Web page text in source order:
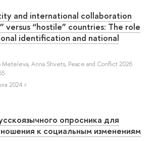
and international collaboration
versus “hostile” countries: The role
identification and national
Meteleva, Anna Shvets, Peace and Conflict 2026
2024 г.
опросника для
к социальным изменениям